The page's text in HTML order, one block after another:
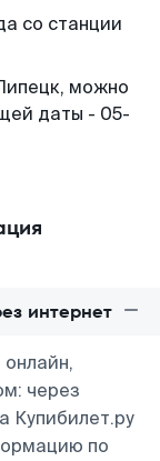
со станции
можно
даты - 05-
интернет
через
Купибилет.ру
по